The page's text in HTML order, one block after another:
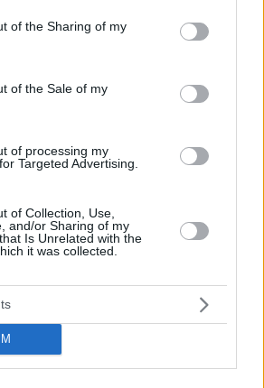
or usage behaviour. You may click to
to Google and its third-party tags to
specified purposes in below Google
of the Sharing of my
of the Sale of my
of processing my
Targeted Advertising.
of Collection, Use,
and/or Sharing of my
Is Unrelated with the
it was collected.
παρών και στο Game 2 (68-58)
Μπαρτζώκας & Λεπενιώτης:
Αθλητικό Δικαστή
χωρίς Ντόρσεϊ, μέσα Ουόρντ &
& Χολ
Πρόβλημα με Οσμάν, στη θέση του
τον τρίτο Τελικό με Ολυμπιακό
του Παναθηναϊκού
ΕΔΩ